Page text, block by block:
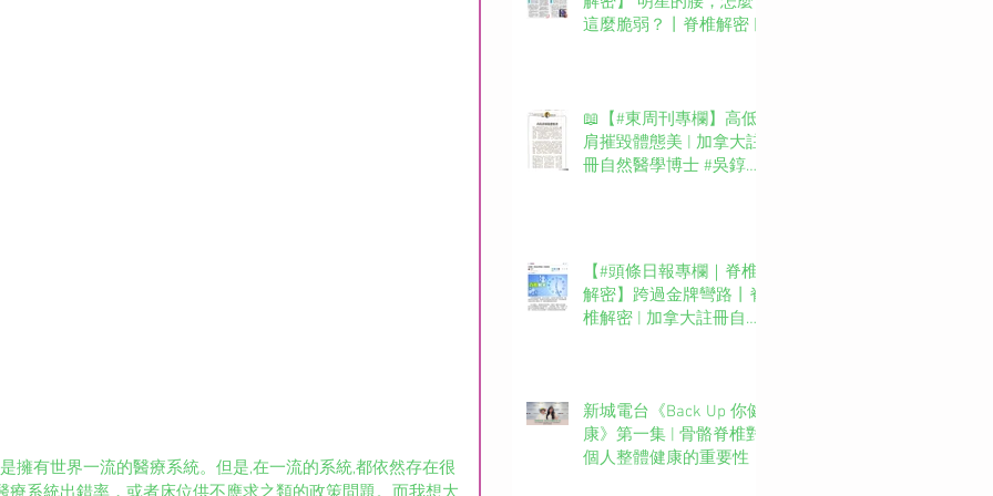
擁有世界一流的醫療系統。但是,在一流的系統,都依然存在很
這麼脆弱？丨脊椎解密 |
📖【#東周刊專欄】高低
肩摧毀體態美 | 加拿大註
冊自然醫學博士 #吳錞銦
【#頭條日報專欄｜脊椎
解密】跨過金牌彎路丨脊
椎解密 | 加拿大註冊自然
新城電台《Back Up 你健
康》第一集 | 骨骼脊椎對
個人整體健康的重要性